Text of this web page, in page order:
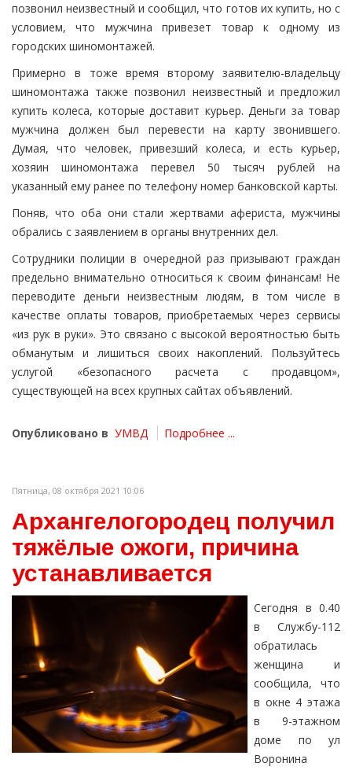
позвонил неизвестный и сообщил, что готов их купить, но с
условием, что мужчина привезет товар к одному из
городских шиномонтажей.
Примерно в тоже время второму заявителю-владельцу
шиномонтажа также позвонил неизвестный и предложил
купить колеса, которые доставит курьер. Деньги за товар
мужчина должен был перевести на карту звонившего.
Думая, что человек, привезший колеса, и есть курьер,
хозяин шиномонтажа перевел 50 тысяч рублей на
указанный ему ранее по телефону номер банковской карты.
Поняв, что оба они стали жертвами афериста, мужчины
обрались с заявлением в органы внутренних дел.
Сотрудники полиции в очередной раз призывают граждан
предельно внимательно относиться к своим финансам! Не
переводите деньги неизвестным людям, в том числе в
качестве оплаты товаров, приобретаемых через сервисы
«из рук в руки». Это связано с высокой вероятностью быть
обманутым и лишиться своих накоплений. Пользуйтесь
услугой «безопасного расчета с продавцом»,
существующей на всех крупных сайтах объявлений.
Опубликовано в УМВД Подробнее ...
Пятница, 08 октября 2021 10:06
Архангелогородец получил
тяжёлые ожоги, причина
устанавливается
Сегодня в 0.40
в Службу-112
обратилась
женщина и
сообщила, что
в окне 4 этажа
в 9-этажном
доме по ул
Воронина